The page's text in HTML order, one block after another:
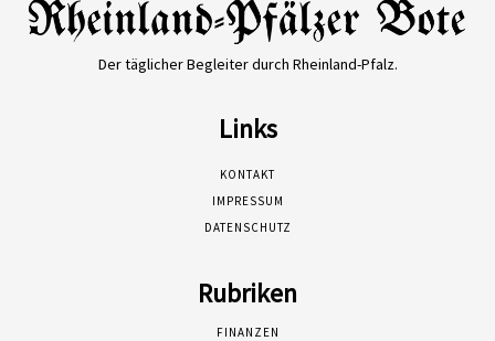
Der täglicher Begleiter durch Rheinland-Pfalz.
Links
KONTAKT
IMPRESSUM
DATENSCHUTZ
Rubriken
FINANZEN